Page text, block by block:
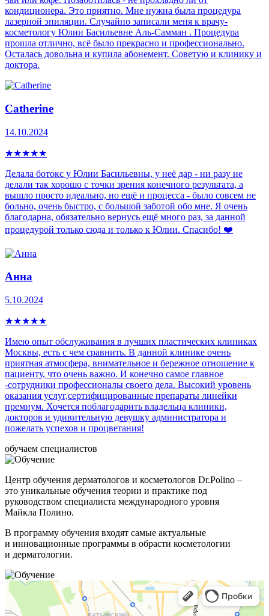
кондиционера. Это приятно. Мне нужна была процедура
лазерной эпиляции. Случайно записали меня к врачу-
косметологу Юлии Басильевне Аль-Самман . Процедура
прошла отлично, всё было прекрасно и профессионально.
Осталась довольна и купила абонемент. Советую и клинику и
доктора.
Catherine
14.10.2024
★★★★★
Делала ботокс у Юлии Басильевны, у неё дар - ни разу не
делали так хорошо с точки зрения конечного результата, а
вышло просто идеально, но ещё и процесса - было совсем не
больно, очень быстро, с большой заботой обо мне. Я очень
благодарна, обязательно вернусь ещё много раз, за данной
процедурой только сюда и только к Юлии. Спасибо! ❤️
Анна
5.10.2024
★★★★★
Имею опыт обслуживания в лучших пластических клиниках
Москвы, есть с чем сравнить. В данной клинике очень
приятная атмосфера, внимательное и бережное отношение к
пациенту, что очень важно. И конечно самое главное
-сотрудники профессионалы своего дела. Высокий уровень
оказания услуг,сертифицированные препараты линейки
премиум. Хочется поблагодарить владельца клиники,
докторов и удивительную девушку администратора и
пожелать успехов и процветания!
обучаем специалистов
Центр обучения дерматологов и косметологов Dr.Polino –
это уникальные обучения теории и практике под
руководством специалиста международного уровня
Майкла Полино.
В программу обучения входят самые актуальные
и инновационные программы в обрасти косметологии
и дерматологии.